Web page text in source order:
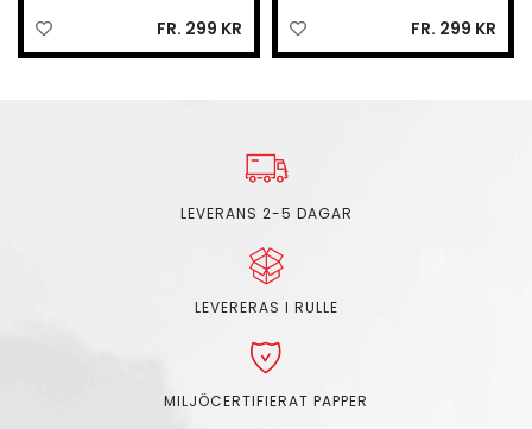
FR. 299 KR
FR. 299 KR
LEVERANS 2-5 DAGAR
LEVERERAS I RULLE
MILJÖCERTIFIERAT PAPPER